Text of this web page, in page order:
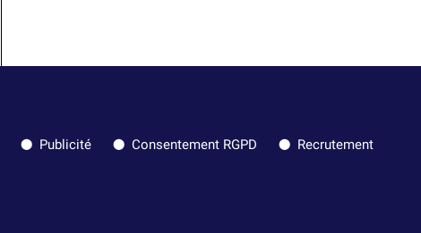
Publicité Consentement RGPD Recrutement